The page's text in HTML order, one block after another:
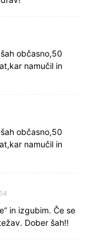
občasno,50
namučil in
občasno,50
namučil in
in izgubim. Če se
Dober šah!!